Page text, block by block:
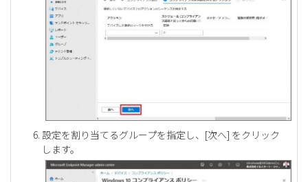
設定を割り当てるグループを指定し、[次へ] をクリック
します。